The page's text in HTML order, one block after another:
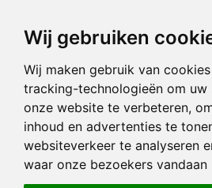
Wij gebruiken
Wij maken gebruik van
tracking-technologieën om uw
onze website te verbeteren,
inhoud en advertenties te
websiteverkeer te analyseren
waar onze bezoekers vandaan
direct
hoofdinhoud